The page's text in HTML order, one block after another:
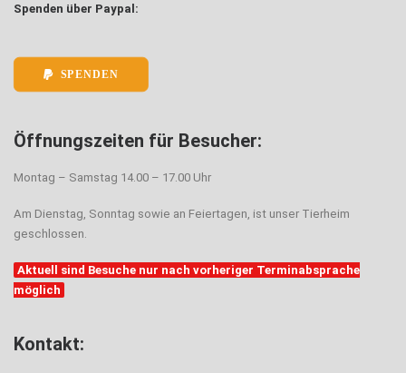
Spenden über Paypal:
SPENDEN
Öffnungszeiten für Besucher:
Montag – Samstag 14.00 – 17.00 Uhr
Am Dienstag, Sonntag sowie an Feiertagen, ist unser Tierheim
geschlossen.
Aktuell sind Besuche nur nach vorheriger Terminabsprache
möglich
Kontakt: